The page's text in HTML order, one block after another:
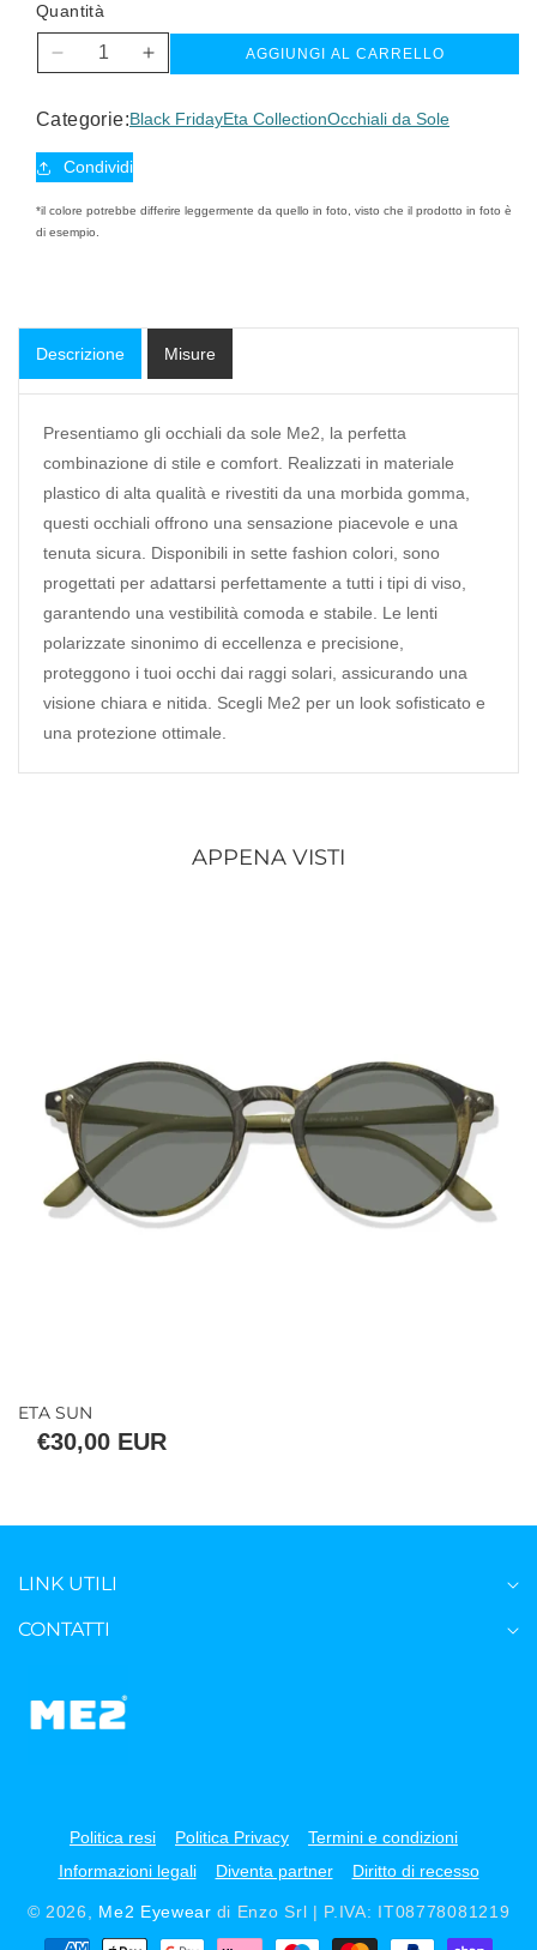
Quantità
Diminuisci
per
sun
Aumenta
per
AGGIUNGI AL CARRELLO
Categorie:Black FridayEta CollectionOcchiali da Sole
Condividi
*il colore potrebbe differire leggermente da quello in foto, visto che il prodotto in foto è
di esempio.
Descrizione Misure
Presentiamo gli occhiali da sole Me2, la perfetta
combinazione di stile e comfort. Realizzati in materiale
plastico di alta qualità e rivestiti da una morbida gomma,
questi occhiali offrono una sensazione piacevole e una
tenuta sicura. Disponibili in sette fashion colori, sono
progettati per adattarsi perfettamente a tutti i tipi di viso,
garantendo una vestibilità comoda e stabile. Le lenti
polarizzate sinonimo di eccellenza e precisione,
proteggono i tuoi occhi dai raggi solari, assicurando una
visione chiara e nitida. Scegli Me2 per un look sofisticato e
una protezione ottimale.
APPENA VISTI
ETA SUN
€30,00 EUR
LINK UTILI
CONTATTI
Politica resi Politica Privacy
Termini e condizioni
Informazioni legali
Diventa partner Diritto di recesso
© 2026, Me2 Eyewear di Enzo Srl | P.IVA: IT08778081219
Metodi